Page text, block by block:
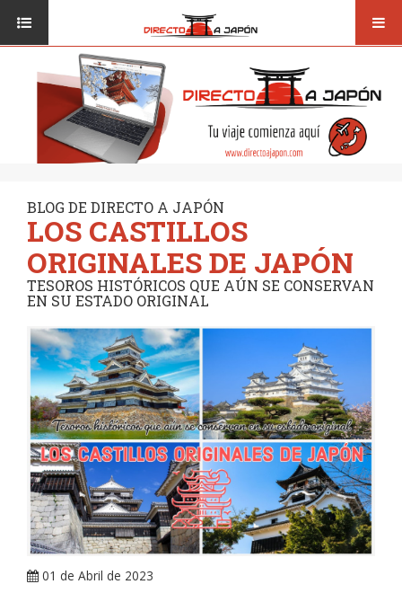
CONSEJOS
DESTINOS
SEGUROS
ISI JAPANESE LANGUAGE SCHOOL
BLOG DE DIRECTO A JAPÓN
LOS CASTILLOS
ORIGINALES DE JAPÓN
TESOROS HISTÓRICOS QUE AÚN SE CONSERVAN
EN SU ESTADO ORIGINAL
01 de Abril de 2023
VIAJAR A JAPÓN
VUELOS
TRANSPORTE
DESTINOS
RUTAS / MAPAS
CULTURA
RESTAURANTES
SEGUROS
ARRAY